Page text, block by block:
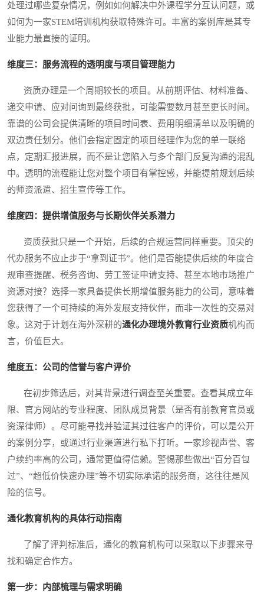
处理过哪些复杂情况，例如如何解决中外课程学分互认问题，或
如何为一家STEM培训机构获取特殊许可。丰富的案例库是其专
业能力最直接的证明。
维度三：服务流程的透明度与项目管理能力
资质办理是一个周期较长的项目。从前期评估、材料准备、
递交申请、应对问询到最终获批，可能需要数月甚至更长时间。
靠谱的公司会提供清晰的项目时间表、费用明细清单以及明确的
双边责任划分。他们会指定固定的项目经理作为您的单一联络
点，定期汇报进展，而不是让您陷入与多个部门反复沟通的混乱
中。透明的流程能让您对整个项目有掌控感，并能提前规划后续
的师资派遣、招生宣传等工作。
维度四：提供增值服务与长期伙伴关系潜力
资质获批只是一个开始，后续的合规运营同样重要。顶尖的
代办服务不应止步于“拿到证书”。他们是否能提供后续的年度合
规审查提醒、税务咨询、劳工签证申请支持、甚至本地市场推广
资源对接？选择一家具备提供长期增值服务能力的公司，意味着
您获得了一个可持续的海外发展支持伙伴，而非一次性的交易对
象。这对于计划在海外深耕的通化办理境外教育行业资质机构而
言，价值巨大。
维度五：公司的信誉与客户评价
在初步筛选后，对其背景进行调查至关重要。查看其成立年
限、官方网站的专业程度、团队成员背景（是否有前教育官员或
资深律师）。尽可能寻找并验证其过往客户的评价，可以是公开
的案例分享，或通过行业渠道进行私下打听。一家珍视声誉、客
户续约率高的公司，通常更值得信赖。警惕那些做出“百分百包
过”、“超低价快速办理”等不切实际承诺的服务商，这往往是风
险的信号。
通化教育机构的具体行动指南
了解了评判标准后，通化的教育机构可以采取以下步骤来寻
找和确定合作方。
第一步：内部梳理与需求明确